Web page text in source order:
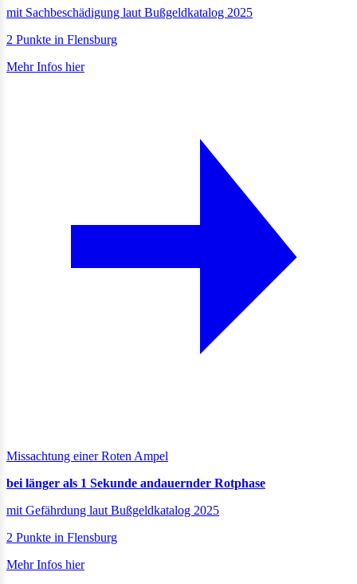
mit Sachbeschädigung laut Bußgeldkatalog 2025
2 Punkte in Flensburg
Mehr Infos hier
Missachtung einer Roten Ampel
bei länger als 1 Sekunde andauernder Rotphase
mit Gefährdung laut Bußgeldkatalog 2025
2 Punkte in Flensburg
Mehr Infos hier